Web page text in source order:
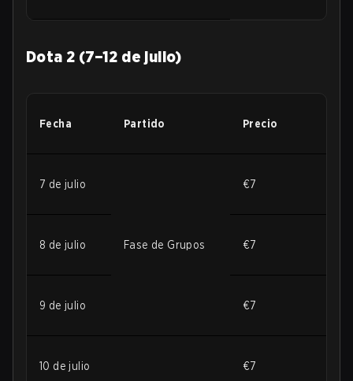
Dota 2 (7–12 de julio)
Fecha Partido Precio
7 de julio
Fase de Grupos
€7
8 de julio €7
9 de julio €7
10 de julio €7